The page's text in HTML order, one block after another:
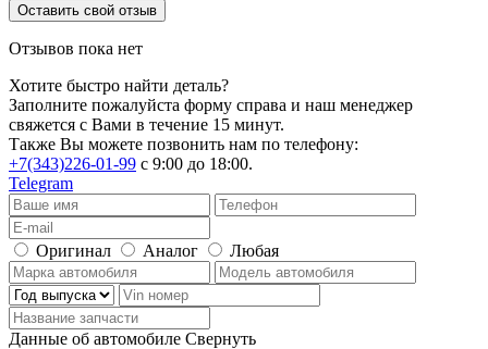
Оставить свой отзыв
Отзывов пока нет
Хотите быстро найти деталь?
Заполните пожалуйста форму справа и наш менеджер
свяжется с Вами в течение 15 минут.
Также Вы можете позвонить нам по телефону:
+7(343)226-01-99 с 9:00 до 18:00.
Telegram
Оригинал Аналог Любая
Данные об автомобиле Свернуть